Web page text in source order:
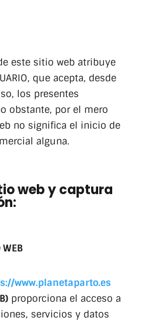
este sitio web atribuye
que acepta, desde
los presentes
obstante, por el mero
no significa el inicio de
alguna.
web y captura
WEB
www.planetaparto.es
proporciona el acceso a
servicios y datos